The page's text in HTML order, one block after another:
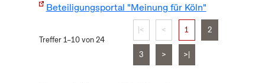
Beteiligungsportal "Meinung für Köln"
Treffer 1–10 von 24
|< < 1 2
3 > >|